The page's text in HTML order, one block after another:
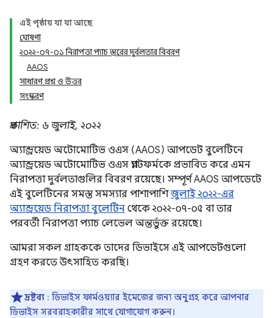
এই পৃষ্ঠায় যা যা আছে
ঘোষণা
২০২২-০৭-০১ নিরাপত্তা প্যাচ স্তরের দুর্বলতার বিবরণ
AAOS
সাধারণ প্রশ্ন ও উত্তর
সংস্করণ
প্রকাশিত: ৬ জুলাই, ২০২২
অ্যান্ড্রয়েড অটোমোটিভ ওএস (AAOS) আপডেট বুলেটিনে
অ্যান্ড্রয়েড অটোমোটিভ ওএস প্ল্যাটফর্মকে প্রভাবিত করে এমন
নিরাপত্তা দুর্বলতাগুলির বিবরণ রয়েছে। সম্পূর্ণ AAOS আপডেটে
এই বুলেটিনের সমস্ত সমস্যার পাশাপাশিজুলাই ২০২২-এর
অ্যান্ড্রয়েড নিরাপত্তা বুলেটিন থেকে ২০২২-০৭-০৫ বা তার
পরবর্তী নিরাপত্তা প্যাচ লেভেল অন্তর্ভুক্ত রয়েছে।
আমরা সকল গ্রাহককে তাদের ডিভাইসে এই আপডেটগুলো
গ্রহণ করতে উৎসাহিত করছি।
দ্রষ্টব্য : ডিভাইস ফার্মওয়্যার ইমেজের জন্য অনুগ্রহ করে আপনার
ডিভাইস সরবরাহকারীর সাথে যোগাযোগ করুন।